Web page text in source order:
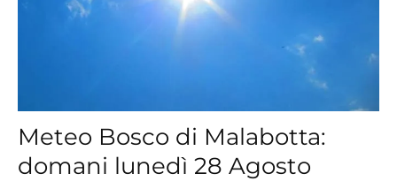
Meteo Bosco di Malabotta:
domani lunedì 28 Agosto